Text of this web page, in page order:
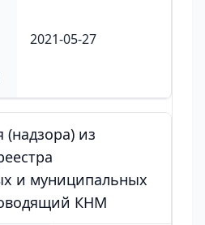
2021-05-27
(надзора) из
и муниципальных
КНМ